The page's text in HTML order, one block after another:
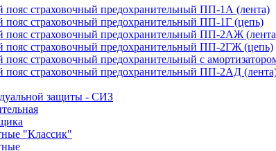
страховочный предохранительный ПП-1А (лента)
страховочный предохранительный ПП-1Г (цепь)
страховочный предохранительный ПП-2АЖ
страховочный предохранительный ПП-2ГЖ (цепь)
страховочный предохранительный с
страховочный предохранительный ПП-2АД
защиты - СИЗ
"Классик"